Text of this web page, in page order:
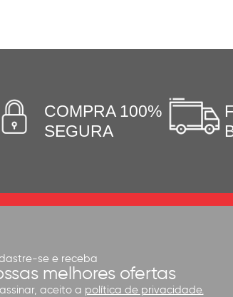
COMPRA 100%
SEGURA
se e receba
melhores ofertas
aceito a política de privacidade.